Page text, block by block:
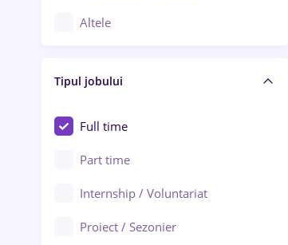
Arad
Baia Mare
Bârlad
Bistrița (Bistrița-Năsăud)
Altele
Asigurări
Au pair / Babysitter / Curățenie
Audit / Consultanță
Auto / Echipamente
Automatizări
Tipul jobului
Full time
Part time
Internship / Voluntariat
Proiect / Sezonier